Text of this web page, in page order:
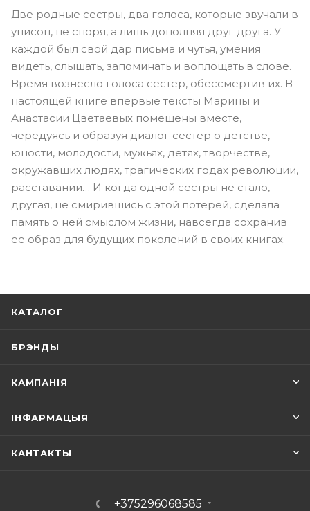
Две родные сестры, два голоса, которые звучали в
унисон, не споря, а лишь дополняя друг друга. У
каждой был свой дар письма и чутья, умения
видеть, слышать, запоминать и воплощать в слове.
Время вознесло голоса сестер, обессмертив их. В
настоящей книге впервые тексты Марины и
Анастасии Цветаевых помещены вместе,
чередуясь и образуя диалог сестер о детстве,
юности, молодости, мужьях, детях, творчестве,
окружавших людях, трагических годах революции,
расставании… И когда одной сестры не стало,
другая, не смирившись с этой потерей, сделала
память о ней смыслом жизни, навсегда сохранив
ее образ для будущих поколений в своих книгах.
КАТАЛОГ
БРЭНДЫ
КАМПАНІЯ
ІНФАРМАЦЫЯ
КАНТАКТЫ
+375296068585